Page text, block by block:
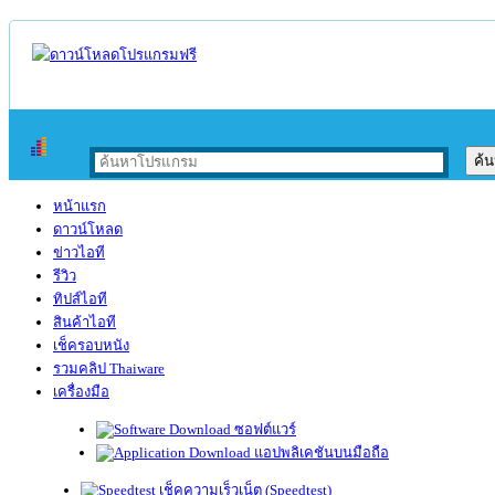
หน้าแรก
ดาวน์โหลด
ข่าวไอที
รีวิว
ทิปส์ไอที
สินค้าไอที
เช็ครอบหนัง
รวมคลิป Thaiware
เครื่องมือ
ซอฟต์แวร์
แอปพลิเคชันบนมือถือ
เช็คความเร็วเน็ต (Speedtest)